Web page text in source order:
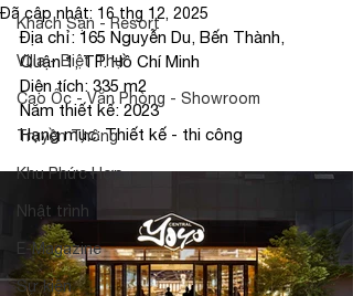
Khách Sạn - Resort
Villa - Biệt Thự
Cao Ốc - Văn Phòng - Showroom
Truyền Thông
Khu Phức Hợp
Nhật trình
E-Magazine
Sự kiện
Đã cập nhật: 16 thg 12, 2025
Địa chỉ: 165 Nguyễn Du, Bến Thành,
Quận 1, TP. Hồ Chí Minh
Diện tích: 335 m2
Năm thiết kế: 2023
Hạng mục: Thiết kế - thi công